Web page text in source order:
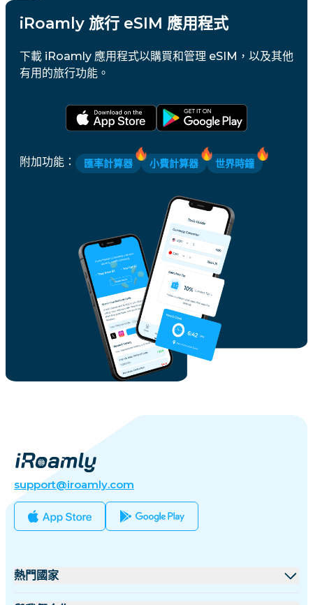
iRoamly 旅行 eSIM 應用程式
下載 iRoamly 應用程式以購買和管理 eSIM，以及其他
有用的旅行功能。
附加功能 ： 匯率計算器 小費計算器 世界時鐘
support@iroamly.com
熱門國家